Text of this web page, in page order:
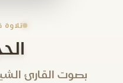
تلاوة
الحج
بصوت القارئ